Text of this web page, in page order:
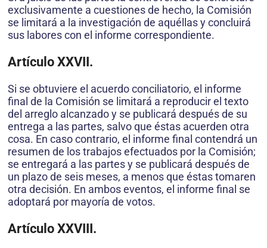
exclusivamente a cuestiones de hecho, la Comisión
se limitará a la investigación de aquéllas y concluirá
sus labores con el informe correspondiente.
Artículo XXVII.
Si se obtuviere el acuerdo conciliatorio, el informe
final de la Comisión se limitará a reproducir el texto
del arreglo alcanzado y se publicará después de su
entrega a las partes, salvo que éstas acuerden otra
cosa. En caso contrario, el informe final contendrá un
resumen de los trabajos efectuados por la Comisión;
se entregará a las partes y se publicará después de
un plazo de seis meses, a menos que éstas tomaren
otra decisión. En ambos eventos, el informe final se
adoptará por mayoría de votos.
Artículo XXVIII.